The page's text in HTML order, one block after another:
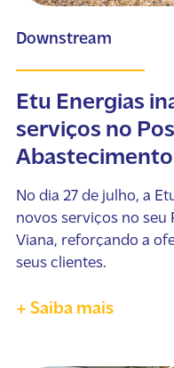
Downstream
Etu Energias
serviços no
Abastecimento
No dia 27 de julho, a
novos serviços no
Viana, reforçando a
seus clientes.
+ Saiba mais